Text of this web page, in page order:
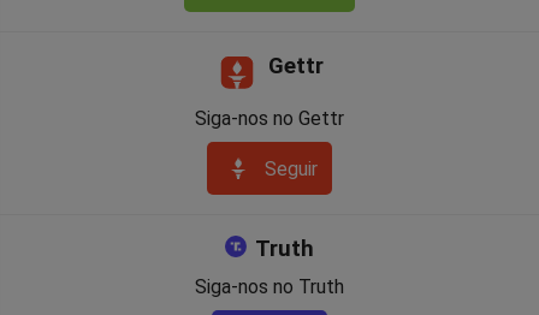
Gettr
Siga-nos no Gettr
Seguir
Truth
Siga-nos no Truth